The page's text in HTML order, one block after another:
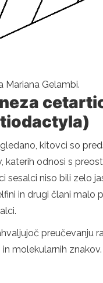
Mariana Gelambi.
kitovci so
katerih odnosi s
sesalci niso bili zelo
in drugi člani malo
preučevanju
molekularnih znakov.